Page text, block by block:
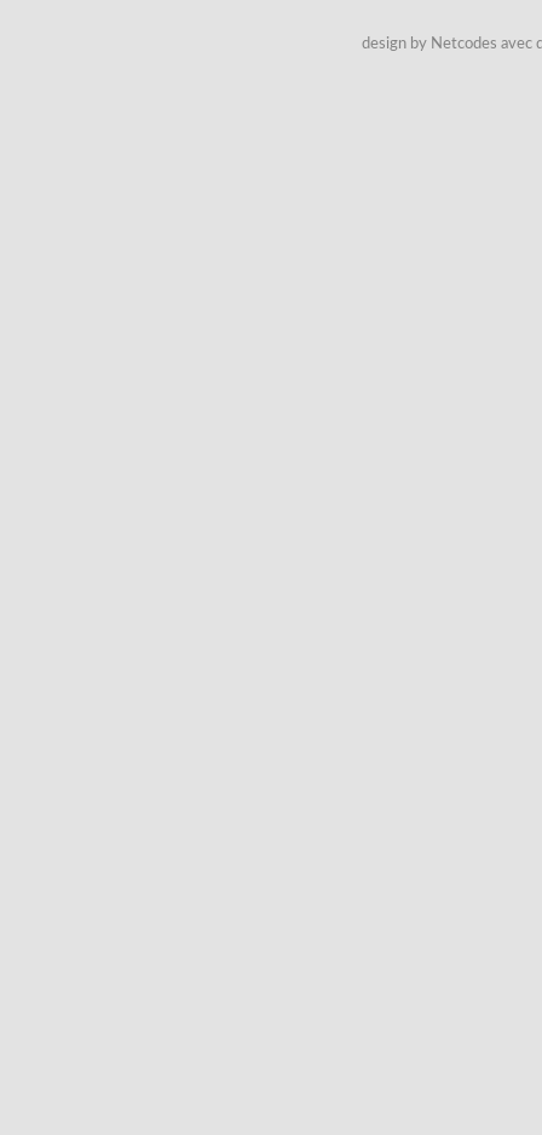
design by Netcodes avec